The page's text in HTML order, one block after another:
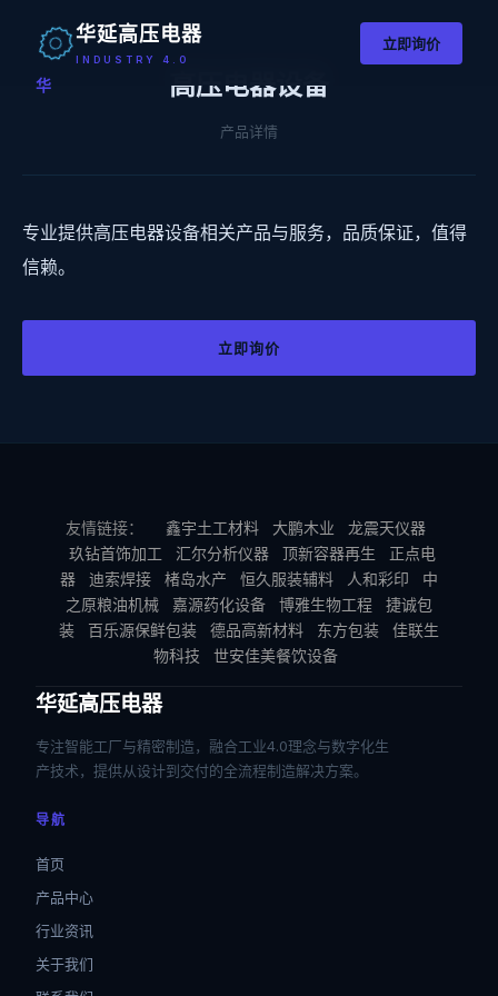
华
华延高压电器
INDUSTRY 4.0
立即询价
高压电器设备
产品详情
专业提供高压电器设备相关产品与服务，品质保证，值得
信赖。
立即询价
友情链接： 鑫宇土工材料 大鹏木业
龙震天仪器
玖钻首饰加工
汇尔分析仪器 顶新容器再生
正点电
器
迪索焊接 楮岛水产 恒久服装辅料 人和彩印
中
之原粮油机械
嘉源药化设备 博雅生物工程
捷诚包
装
百乐源保鲜包装 德品高新材料 东方包装
佳联生
物科技
世安佳美餐饮设备
华延高压电器
专注智能工厂与精密制造，融合工业4.0理念与数字化生
产技术，提供从设计到交付的全流程制造解决方案。
导航
首页
产品中心
行业资讯
关于我们